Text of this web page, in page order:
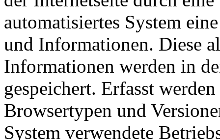
automatisiertes System
und Informationen. Diese
Informationen werden in
gespeichert. Erfasst
Browsertypen und
System verwendete